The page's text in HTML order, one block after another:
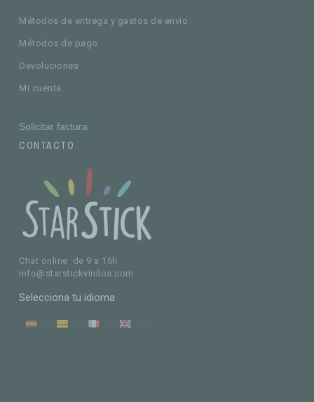
Métodos de entrega y gastos de envío
Métodos de pago
Devoluciones
Mi cuenta
Solicitar factura
CONTACTO
Chat online de 9 a 16h
info@starstickvinilos.com
Selecciona tu idioma
ES CA FR